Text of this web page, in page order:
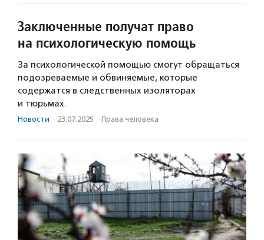
Заключенные получат право
на психологическую помощь
За психологической помощью смогут обращаться
подозреваемые и обвиняемые, которые
содержатся в следственных изоляторах
и тюрьмах.
Новости · 23.07.2025 · Права человека